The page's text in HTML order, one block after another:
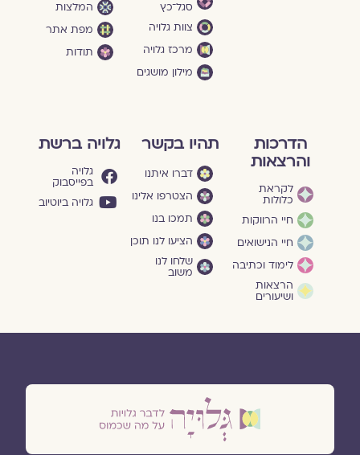
סגל־כץ
צוות גלויה
מרכז גלויה
מילון מושגים
המלצות
מפת אתר
תודות
הדרכות
והרצאות
לקראת
כלולות
חיי הרווקות
חיי הנישואים
לימוד וכתיבה
הרצאות
ושיעורים
תהיו בקשר
דברו איתנו
הצטרפו אלינו
תמכו בנו
הציעו לנו תוכן
שלחו לנו
משוב
גלויה ברשת
גלויה
בפייסבוק
גלויה ביוטיוב